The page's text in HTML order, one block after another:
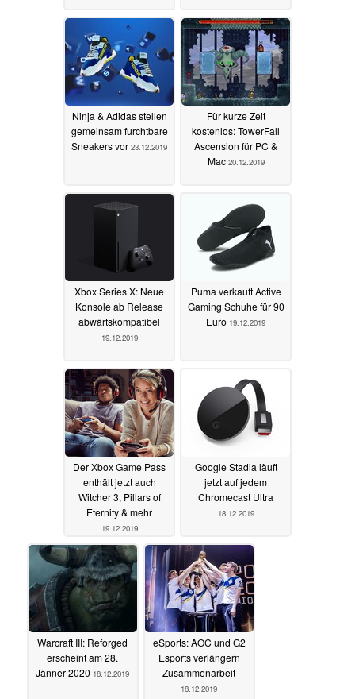
Ninja & Adidas stellen
gemeinsam furchtbare
Sneakers vor 23.12.2019
Für kurze Zeit
kostenlos: TowerFall
Ascension für PC &
Mac 20.12.2019
Xbox Series X: Neue
Konsole ab Release
abwärtskompatibel
19.12.2019
Puma verkauft Active
Gaming Schuhe für 90
Euro 19.12.2019
Der Xbox Game Pass
enthält jetzt auch
Witcher 3, Pillars of
Eternity & mehr
19.12.2019
Google Stadia läuft
jetzt auf jedem
Chromecast Ultra
18.12.2019
Warcraft III: Reforged
erscheint am 28.
Jänner 2020 18.12.2019
eSports: AOC und G2
Esports verlängern
Zusammenarbeit
18.12.2019